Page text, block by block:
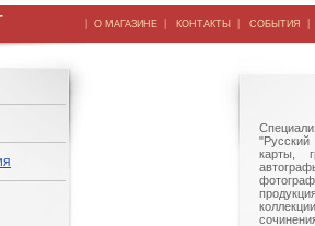
| О МАГАЗИНЕ | КОНТАКТЫ | СОБЫТИЯ
"Русский
карты,